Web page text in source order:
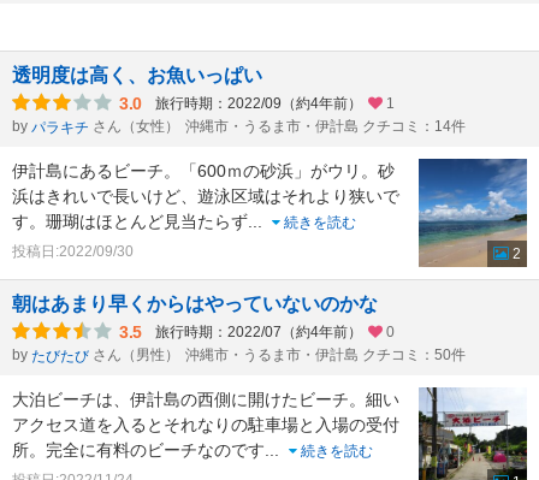
透明度は高く、お魚いっぱい
3.0 旅行時期：2022/09（約4年前）
1
by パラキチ さん（女性） 沖縄市・うるま市・伊計島 クチコミ：14件
伊計島にあるビーチ。「600ｍの砂浜」がウリ。砂
浜はきれいで長いけど、遊泳区域はそれより狭いで
す。珊瑚はほとんど見当たらず
続きを読む
投稿日:2022/09/30
2
朝はあまり早くからはやっていないのかな
3.5 旅行時期：2022/07（約4年前）
0
by たびたび さん（男性） 沖縄市・うるま市・伊計島 クチコミ：50件
大泊ビーチは、伊計島の西側に開けたビーチ。細い
アクセス道を入るとそれなりの駐車場と入場の受付
所。完全に有料のビーチなのです
続きを読む